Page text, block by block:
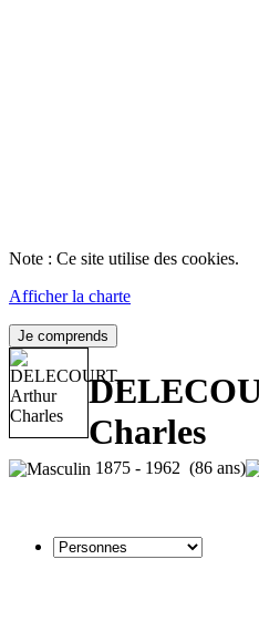
Note : Ce site utilise des cookies.
Afficher la charte
Je comprends
Charles
1875 - 1962 (86 ans)